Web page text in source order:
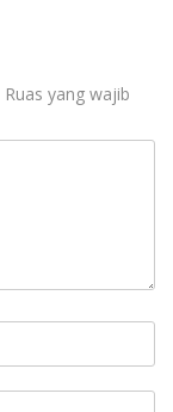
Ruas yang wajib